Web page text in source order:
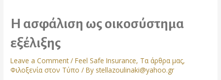
Η ασφάλιση ως οικοσύστημα
εξέλιξης
Leave a Comment /Feel Safe Insurance, Τα άρθρα μας,
Φιλοξενία στον Τύπο / By stellazoulinaki@yahoo.gr